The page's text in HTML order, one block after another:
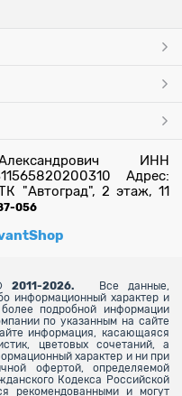
Александрович ИНН
Адрес:
"Автоград", 2 этаж, 11
056
2011-2026.
Все данные,
информационный характер и
подробной информации
по указанным на сайте
информация, касающаяся
цветовых сочетаний, а
характер и ни при
офертой, определяемой
Кодекса Российской
рекомендованными и могут